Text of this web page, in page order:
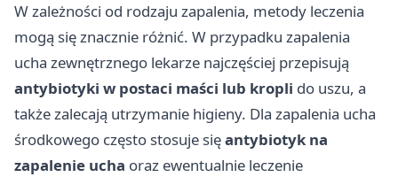
W zależności od rodzaju zapalenia, metody leczenia
mogą się znacznie różnić. W przypadku zapalenia
ucha zewnętrznego lekarze najczęściej przepisują
antybiotyki w postaci maści lub kropli do uszu, a
także zalecają utrzymanie higieny. Dla zapalenia ucha
środkowego często stosuje sięantybiotyk na
zapalenie ucha oraz ewentualnie leczenie